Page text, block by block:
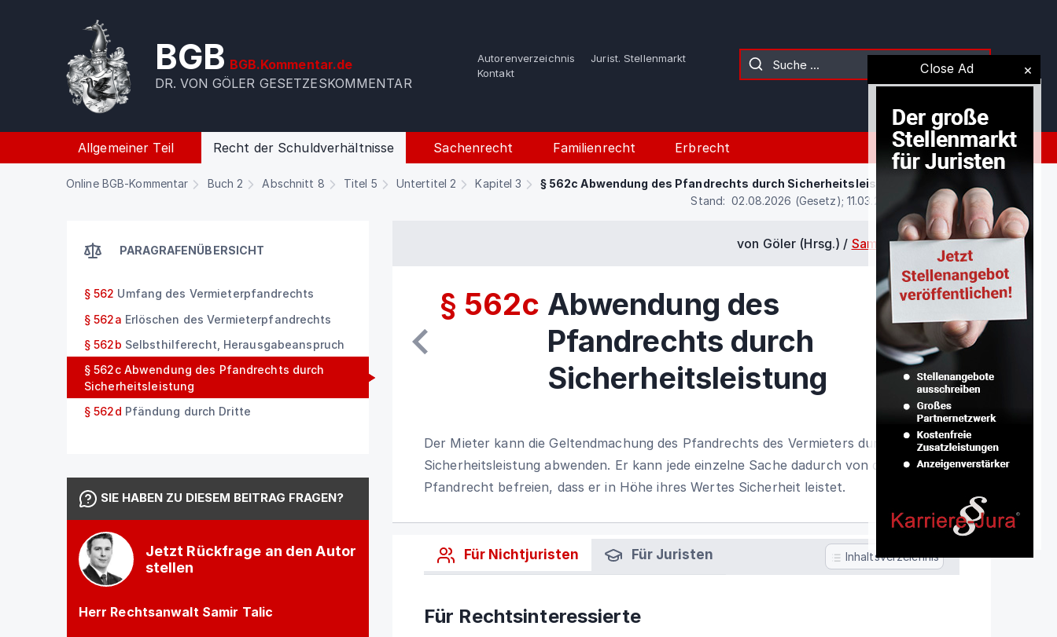
BGB BGB.Kommentar.de
DR. VON GÖLER GESETZESKOMMENTAR
Autorenverzeichnis
Jurist. Stellenmarkt
Kontakt
Allgemeiner Teil Recht der Schuldverhältnisse Sachenrecht Familienrecht Erbrecht
Online BGB-Kommentar Buch 2 Abschnitt 8 Titel 5 Untertitel 2 Kapitel 3
§ 562c Abwendung des Pfandrechts durch Sicherheitsleistung
Stand: 02.08.2026 (Gesetz); 11.03.2015 (Kommentierung)
Close Ad
PARAGRAFENÜBERSICHT
§ 562 Umfang des Vermieterpfandrechts
§ 562a Erlöschen des Vermieterpfandrechts
§ 562b Selbsthilferecht, Herausgabeanspruch
§ 562c Abwendung des Pfandrechts durch
Sicherheitsleistung
§ 562d Pfändung durch Dritte
SIE HABEN ZU DIESEM BEITRAG FRAGEN?
Jetzt Rückfrage an den Autor
stellen
Herr Rechtsanwalt Samir Talic
von Göler (Hrsg.) / Samir Talic/§ 562c
§ 562c Abwendung des
Pfandrechts durch
Sicherheitsleistung
Der Mieter kann die Geltendmachung des Pfandrechts des Vermieters durch
Sicherheitsleistung abwenden. Er kann jede einzelne Sache dadurch von dem
Pfandrecht befreien, dass er in Höhe ihres Wertes Sicherheit leistet.
Für Nichtjuristen Für Juristen Inhaltsverzeichnis
Für Rechtsinteressierte